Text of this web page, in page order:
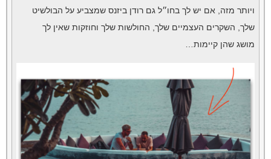
ויותר מזה, אם יש לך בחו״ל גם רודן ביזנס שמצביע על הבולשיט
שלך, השקרים העצמיים שלך, החולשות שלך וחוזקות שאין לך
מושג שהן קיימות…